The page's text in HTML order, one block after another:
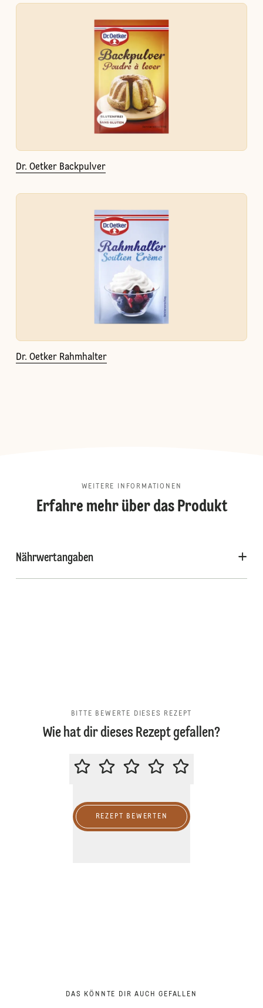
Dr. Oetker Backpulver
Dr. Oetker Rahmhalter
WEITERE INFORMATIONEN
Erfahre mehr über das Produkt
Nährwertangaben
BITTE BEWERTE DIESES REZEPT
Wie hat dir dieses Rezept gefallen?
BITTE BEWERTE DIESES REZEPT
REZEPT BEWERTEN
DAS KÖNNTE DIR AUCH GEFALLEN